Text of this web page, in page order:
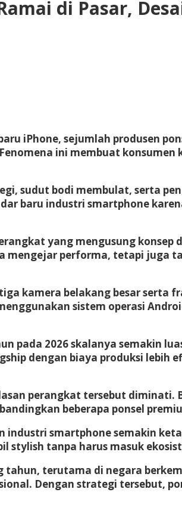
di Pasar,
iPhone, sejumlah produsen
ini membuat konsumen
sudut bodi membulat, serta
baru industri smartphone
yang mengusung konsep
performa, tetapi juga
kamera belakang besar serta
sistem operasi
pada 2026 skalanya semakin
dengan biaya produksi lebih
perangkat tersebut diminati.
beberapa ponsel
industri smartphone semakin
stylish tanpa harus masuk
terutama di negara
Dengan strategi tersebut,